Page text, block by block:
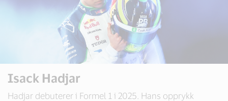
Isack Hadjar
Hadjar debuterer i Formel 1 i 2025. Hans opprykk